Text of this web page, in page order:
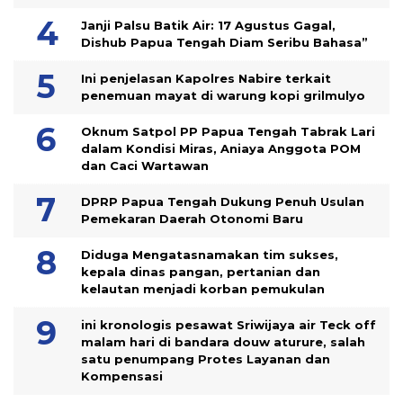
Janji Palsu Batik Air: 17 Agustus Gagal,
Dishub Papua Tengah Diam Seribu Bahasa”
Ini penjelasan Kapolres Nabire terkait
penemuan mayat di warung kopi grilmulyo
Oknum Satpol PP Papua Tengah Tabrak Lari
dalam Kondisi Miras, Aniaya Anggota POM
dan Caci Wartawan
DPRP Papua Tengah Dukung Penuh Usulan
Pemekaran Daerah Otonomi Baru
Diduga Mengatasnamakan tim sukses,
kepala dinas pangan, pertanian dan
kelautan menjadi korban pemukulan
ini kronologis pesawat Sriwijaya air Teck off
malam hari di bandara douw aturure, salah
satu penumpang Protes Layanan dan
Kompensasi